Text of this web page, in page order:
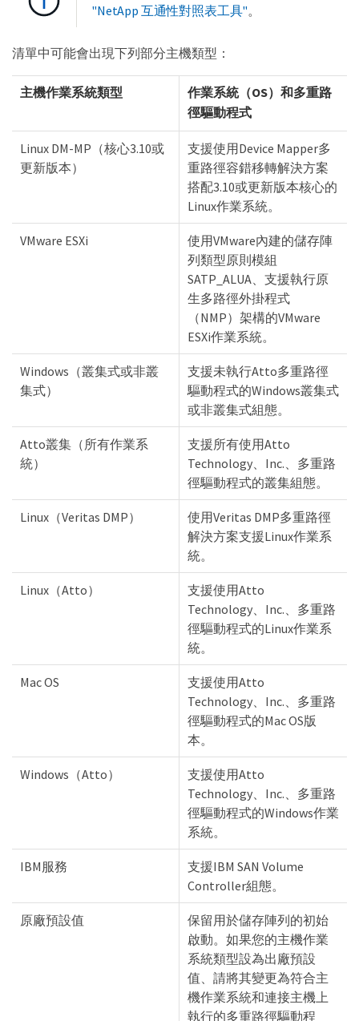
"NetApp 互通性對照表工具"。
清單中可能會出現下列部分主機類型：
主機作業系統類型
作業系統（OS）和多重路
徑驅動程式
Linux DM-MP（核心3.10或
更新版本）
支援使用Device Mapper多
重路徑容錯移轉解決方案
搭配3.10或更新版本核心的
Linux作業系統。
VMware ESXi
使用VMware內建的儲存陣
列類型原則模組
SATP_ALUA、支援執行原
生多路徑外掛程式
（NMP）架構的VMware
ESXi作業系統。
Windows（叢集式或非叢
集式）
支援未執行Atto多重路徑
驅動程式的Windows叢集式
或非叢集式組態。
Atto叢集（所有作業系
統）
支援所有使用Atto
Technology、Inc.、多重路
徑驅動程式的叢集組態。
Linux（Veritas DMP）
使用Veritas DMP多重路徑
解決方案支援Linux作業系
統。
Linux（Atto）
支援使用Atto
Technology、Inc.、多重路
徑驅動程式的Linux作業系
統。
Mac OS
支援使用Atto
Technology、Inc.、多重路
徑驅動程式的Mac OS版
本。
Windows（Atto）
支援使用Atto
Technology、Inc.、多重路
徑驅動程式的Windows作業
系統。
IBM服務
支援IBM SAN Volume
Controller組態。
原廠預設值
保留用於儲存陣列的初始
啟動。如果您的主機作業
系統類型設為出廠預設
值、請將其變更為符合主
機作業系統和連接主機上
執行的多重路徑驅動程